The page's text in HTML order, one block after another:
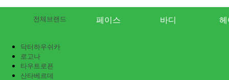
전체브랜드 페이스 바디 헤
닥터하우쉬카
로고나
타우트로픈
산타베르데